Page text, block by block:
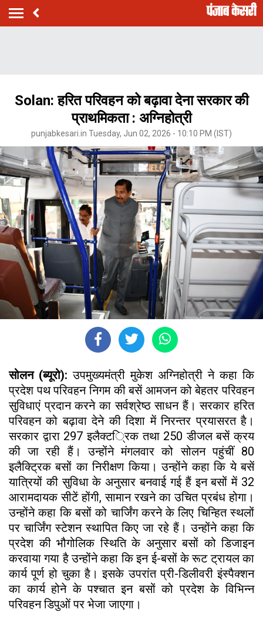
Solan: हरित परिवहन को बढ़ावा देना सरकार की
प्राथमिकता : अग्निहोत्री
punjabkesari.in Tuesday, Jun 02, 2026 - 10:10 PM (IST)
सोलन (ब्यूरो):उपमुख्यमंत्री मुकेश अग्निहोत्री ने कहा कि
प्रदेश पथ परिवहन निगम की बसें आमजन को बेहतर परिवहन
सुविधाएं प्रदान करने का सर्वश्रेष्ठ साधन हैं। सरकार हरित
परिवहन को बढ़ावा देने की दिशा में निरन्तर प्रयासरत है।
सरकार द्वारा 297 इलैक्ट्रिक तथा 250 डीजल बसें क्रय
की जा रही हैं। उन्होंने मंगलवार को सोलन पहुंचीं 80
इलैक्ट्रिक बसों का निरीक्षण किया। उन्होंने कहा कि ये बसें
यात्रियों की सुविधा के अनुसार बनवाई गई हैं इन बसों में 32
आरामदायक सीटें होंगी, सामान रखने का उचित प्रबंध होगा।
उन्होंने कहा कि बसों को चार्जिंग करने के लिए चिन्हित स्थलों
पर चार्जिंग स्टेशन स्थापित किए जा रहे हैं। उन्होंने कहा कि
प्रदेश की भौगोलिक स्थिति के अनुसार बसों को डिजाइन
करवाया गया है उन्होंने कहा कि इन ई-बसों के रूट ट्रायल का
कार्य पूर्ण हो चुका है। इसके उपरांत प्री-डिलीवरी इंस्पैक्शन
का कार्य होने के पश्चात इन बसों को प्रदेश के विभिन्न
परिवहन डिपुओं पर भेजा जाएगा।